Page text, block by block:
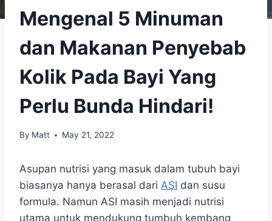
Mengenal 5 Minuman
dan Makanan Penyebab
Kolik Pada Bayi Yang
Perlu Bunda Hindari!
By Matt May 21, 2022
Asupan nutrisi yang masuk dalam tubuh bayi
biasanya hanya berasal dari ASI dan susu
formula. Namun ASI masih menjadi nutrisi
utama untuk mendukung tumbuh kembang